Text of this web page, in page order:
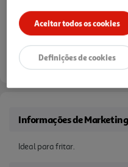
Informações de Marketing
Ideal para fritar.
Aceitar todos os cookies
Definições de cookies